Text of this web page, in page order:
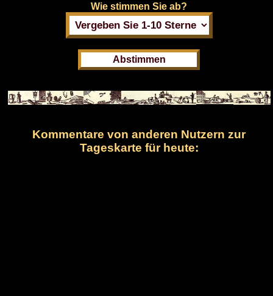
Wie stimmen Sie ab?
Kommentare von anderen Nutzern zur
Tageskarte für heute: